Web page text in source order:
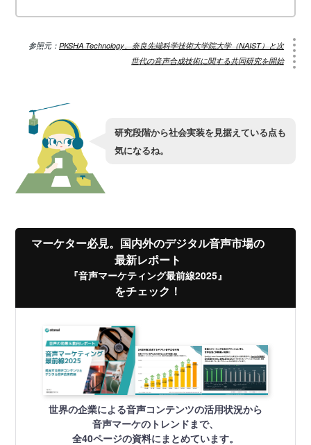
参照元：PKSHA Technology、奈良先端科学技術大学院大学（NAIST）と次
世代の音声合成技術に関する共同研究を開始
研究段階から社会実装を見据えている点も
気になるね。
マーケター必見。国内外のデジタル音声市場の
最新レポート
『音声マーケティング最前線2025』
をチェック！
世界の企業による音声コンテンツの活用状況から
音声マーケのトレンドまで、
全40ページの資料にまとめています。